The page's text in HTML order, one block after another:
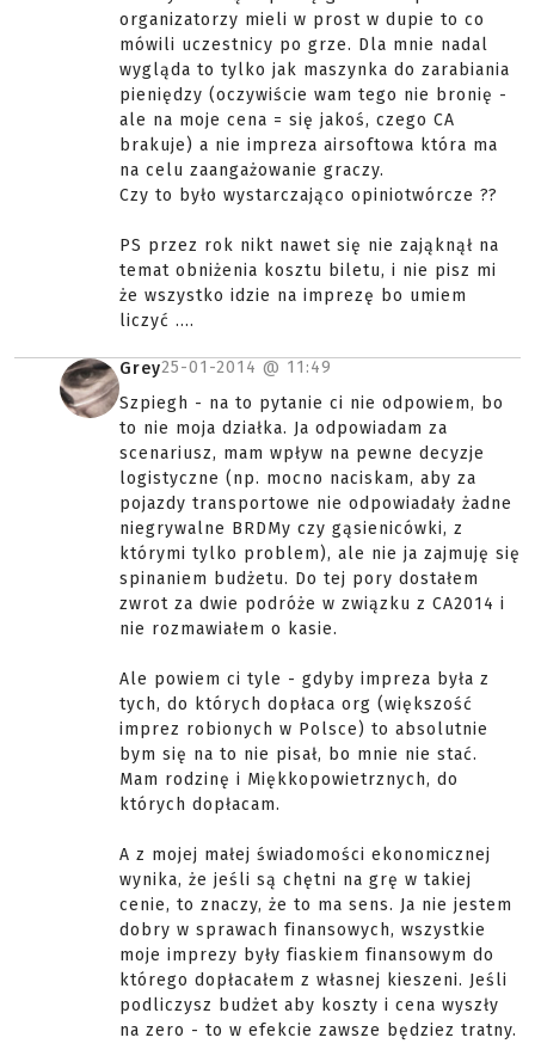
organizatorzy mieli w prost w dupie to co
mówili uczestnicy po grze. Dla mnie nadal
wygląda to tylko jak maszynka do zarabiania
pieniędzy (oczywiście wam tego nie bronię -
ale na moje cena = się jakoś, czego CA
brakuje) a nie impreza airsoftowa która ma
na celu zaangażowanie graczy.
Czy to było wystarczająco opiniotwórcze ??
PS przez rok nikt nawet się nie zająknął na
temat obniżenia kosztu biletu, i nie pisz mi
że wszystko idzie na imprezę bo umiem
liczyć ....
Grey25-01-2014 @ 11:49
Szpiegh - na to pytanie ci nie odpowiem, bo
to nie moja działka. Ja odpowiadam za
scenariusz, mam wpływ na pewne decyzje
logistyczne (np. mocno naciskam, aby za
pojazdy transportowe nie odpowiadały żadne
niegrywalne BRDMy czy gąsienicówki, z
którymi tylko problem), ale nie ja zajmuję się
spinaniem budżetu. Do tej pory dostałem
zwrot za dwie podróże w związku z CA2014 i
nie rozmawiałem o kasie.
Ale powiem ci tyle - gdyby impreza była z
tych, do których dopłaca org (większość
imprez robionych w Polsce) to absolutnie
bym się na to nie pisał, bo mnie nie stać.
Mam rodzinę i Miękkopowietrznych, do
których dopłacam.
A z mojej małej świadomości ekonomicznej
wynika, że jeśli są chętni na grę w takiej
cenie, to znaczy, że to ma sens. Ja nie jestem
dobry w sprawach finansowych, wszystkie
moje imprezy były fiaskiem finansowym do
którego dopłacałem z własnej kieszeni. Jeśli
podliczysz budżet aby koszty i cena wyszły
na zero - to w efekcie zawsze będziez tratny.